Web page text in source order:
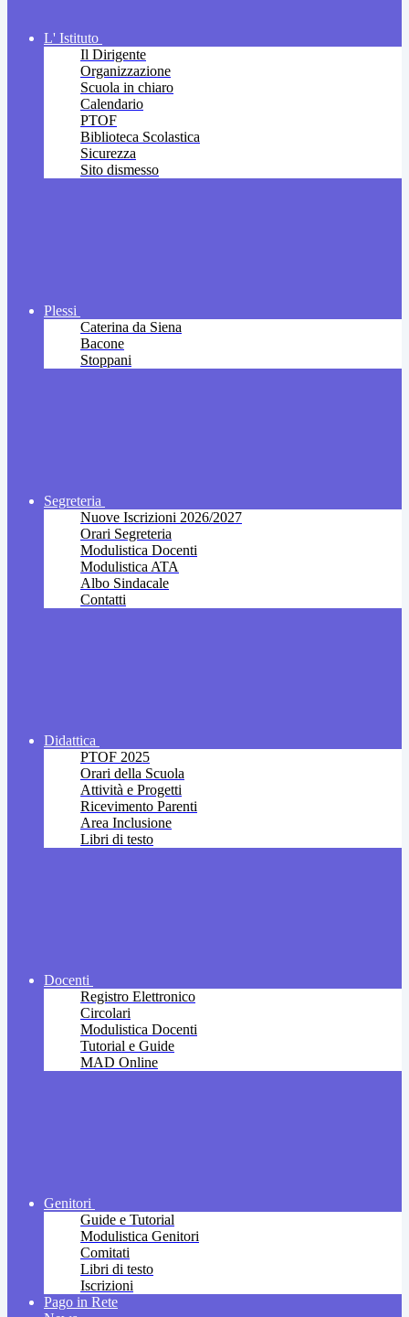
L' Istituto
Il Dirigente
Organizzazione
Scuola in chiaro
Calendario
PTOF
Biblioteca Scolastica
Sicurezza
Sito dismesso
Plessi
Caterina da Siena
Bacone
Stoppani
Segreteria
Nuove Iscrizioni 2026/2027
Orari Segreteria
Modulistica Docenti
Modulistica ATA
Albo Sindacale
Contatti
Didattica
PTOF 2025
Orari della Scuola
Attività e Progetti
Ricevimento Parenti
Area Inclusione
Libri di testo
Docenti
Registro Elettronico
Circolari
Modulistica Docenti
Tutorial e Guide
MAD Online
Genitori
Guide e Tutorial
Modulistica Genitori
Comitati
Libri di testo
Iscrizioni
Pago in Rete